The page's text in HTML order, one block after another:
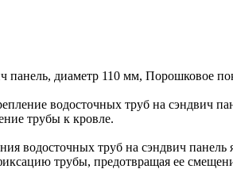
панель, диаметр 110 мм, Порошковое
водосточных труб на сэндвич
трубы к кровле.
водосточных труб на сэндвич панель
трубы, предотвращая ее